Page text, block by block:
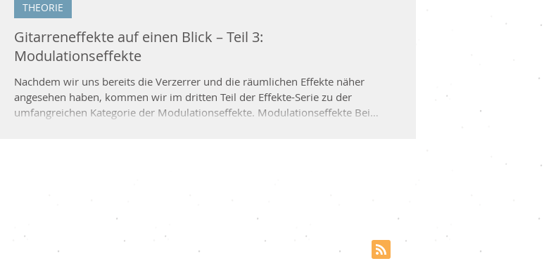
Gitarreneffekte auf einen Blick – Teil 3:
Modulationseffekte
Nachdem wir uns bereits die Verzerrer und die räumlichen Effekte näher
angesehen haben, kommen wir im dritten Teil der Effekte-Serie zu der
umfangreichen Kategorie der Modulationseffekte. Modulationseffekte Bei
THEORIE